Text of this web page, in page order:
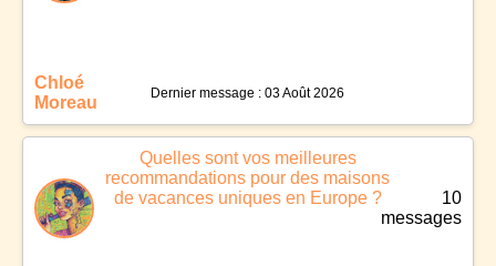
Chloé
Moreau
Dernier message : 03 Août 2026
Quelles sont vos meilleures
recommandations pour des maisons
de vacances uniques en Europe ?
10
messages